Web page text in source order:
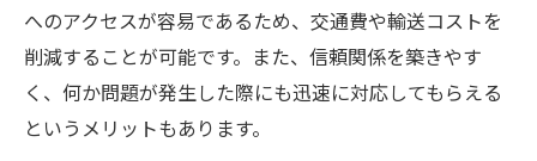
へのアクセスが容易であるため、交通費や輸送コストを
削減することが可能です。また、信頼関係を築きやす
く、何か問題が発生した際にも迅速に対応してもらえる
というメリットもあります。